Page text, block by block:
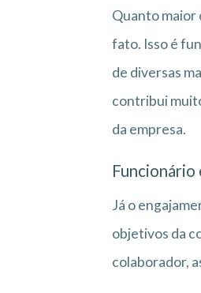
Quanto maior
fato. Isso é
de diversas
contribui
da empresa.
Funcionário
Já o
objetivos da
colaborador,